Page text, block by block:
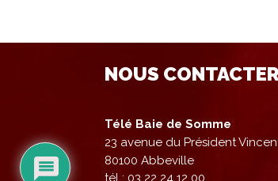
NOUS
Télé Baie de Somme
23 avenue du Président
80100 Abbeville
tél : 03 22 24 12 00